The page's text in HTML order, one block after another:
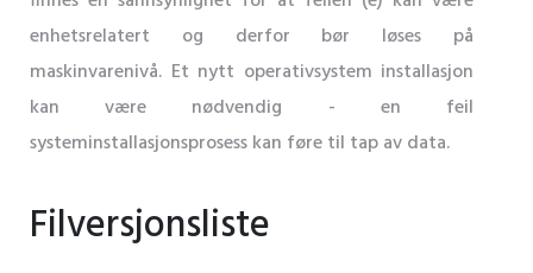
enhetsrelatert og derfor bør løses på
maskinvarenivå. Et nytt operativsystem installasjon
kan være nødvendig - en feil
systeminstallasjonsprosess kan føre til tap av data.
Filversjonsliste